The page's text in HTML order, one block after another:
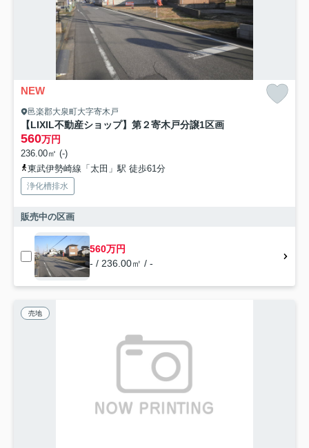
NEW
邑楽郡大泉町大字寄木戸
【LIXIL不動産ショップ】第２寄木戸分譲1区画
560万円
236.00㎡ (-)
東武伊勢崎線「太田」駅 徒歩61分
浄化槽排水
販売中の区画
560万円
- / 236.00㎡ / -
売地